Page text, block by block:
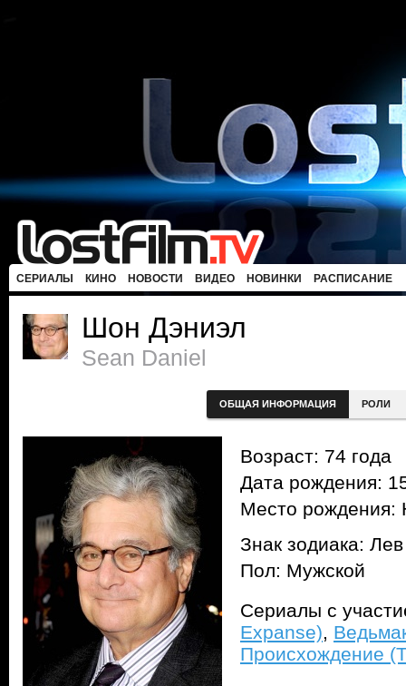
СЕРИАЛЫ КИНО НОВОСТИ ВИДЕО НОВИНКИ РАСПИСАНИЕ
Шон Дэниэл
Sean Daniel
ОБЩАЯ ИНФОРМАЦИЯ РОЛИ
Возраст: 74 года
Дата рождения:
Место
Знак зодиака: Лев
Пол: Мужской
Сериалы с
Expanse),
Происхождение